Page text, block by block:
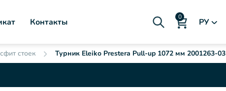
Контакты РУ
стоек Турник Eleiko Prestera Pull-up 1072 мм 2001263-03